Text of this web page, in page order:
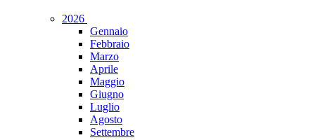
2026
Gennaio
Febbraio
Marzo
Aprile
Maggio
Giugno
Luglio
Agosto
Settembre